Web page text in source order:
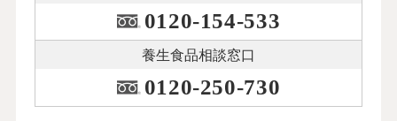
0120-154-533
養生食品相談窓口
0120-250-730